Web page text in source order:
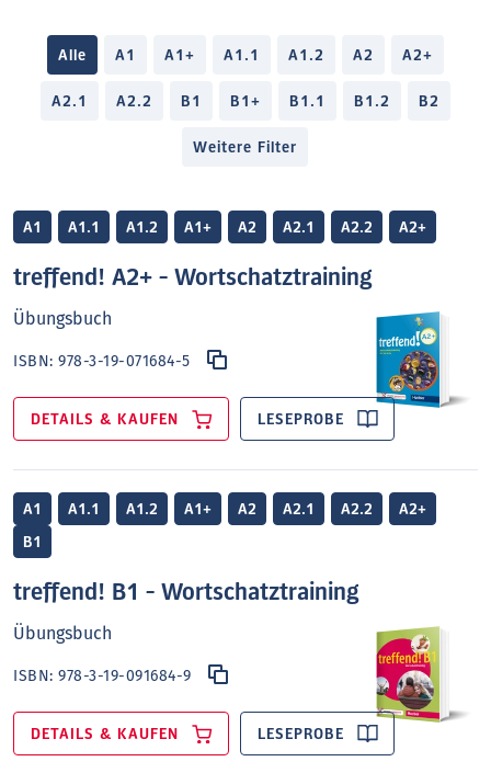
Alle A1 A1+ A1.1 A1.2 A2 A2+
A2.1 A2.2 B1 B1+ B1.1 B1.2 B2
Weitere Filter
A1 A1.1 A1.2 A1+ A2 A2.1 A2.2 A2+
treffend! A2+ - Wortschatztraining
Übungsbuch
ISBN:978-3-19-071684-5
DETAILS & KAUFEN LESEPROBE
A1 A1.1 A1.2 A1+ A2 A2.1 A2.2 A2+
B1
treffend! B1 - Wortschatztraining
Übungsbuch
ISBN:978-3-19-091684-9
DETAILS & KAUFEN LESEPROBE